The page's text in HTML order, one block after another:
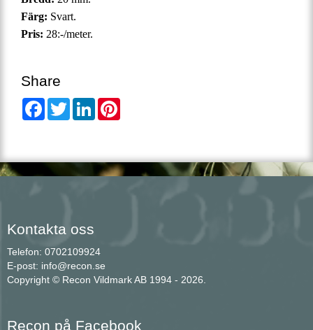
Färg: Svart.
Pris: 28:-/meter.
Share
FacebookTwitterLinkedIn
Kontakta oss
Telefon: 0702109924
E-post: info@recon.se
Copyright © Recon Vildmark AB 1994 - 2026.
Recon på Facebook